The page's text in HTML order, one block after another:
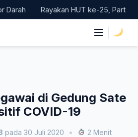
Rayakan HUT ke-25, Partai
di Gedung Sate
COVID-19
pada 30 Juli 2020 •
2 Menit